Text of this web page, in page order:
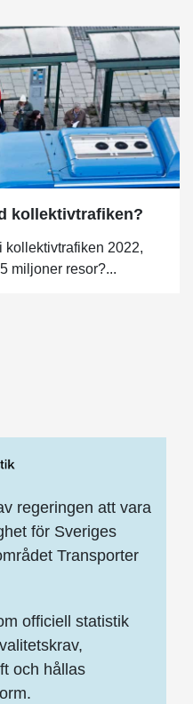
kollektivtrafiken?
kollektivtrafiken 2022,
miljoner resor?...
regeringen att vara
för Sveriges
Transporter
officiell statistik
och hållas